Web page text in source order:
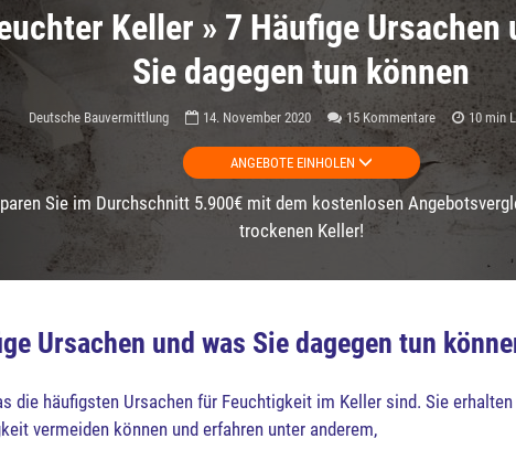
Keller » 7 Häufige Ursachen
Sie dagegen tun können
Deutsche Bauvermittlung 14. November 2020 15 Kommentare 10 min
ANGEBOTE EINHOLEN
Sie im Durchschnitt 5.900€ mit dem kostenlosen
trockenen Keller!
Ursachen und was Sie dagegen tun
die häufigsten Ursachen für Feuchtigkeit im Keller sind. Sie erhalten
vermeiden können und erfahren unter anderem,